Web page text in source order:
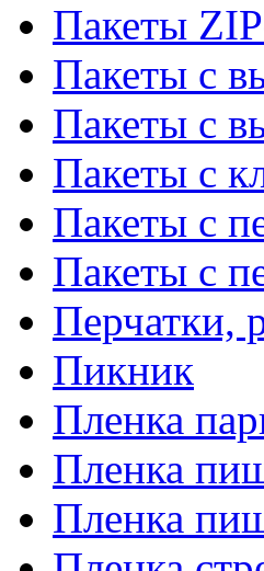
Пакеты
Пакеты с
Пакеты с
Пакеты с
Пакеты с
Пакеты с
Перчатки,
Пикник
Пленка
Пленка
Пленка